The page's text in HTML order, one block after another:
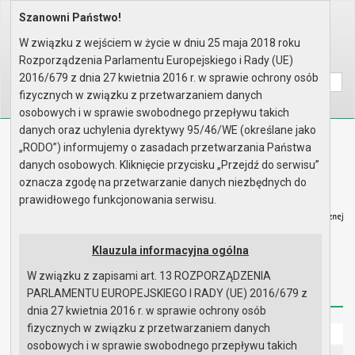
Home Prawo lokalne
Wyszukaj na stronie:
A AA
Biuletyn Informacji Publicznej
Urząd Miasta i Gminy w Gryfinie
Redakcja Instrukcja korzystania Dostępność
Strona główna
Szanowni Państwo!
W związku z wejściem w życie w dniu 25 maja 2018 roku
Rozporządzenia Parlamentu Europejskiego i Rady (UE)
2016/679 z dnia 27 kwietnia 2016 r. w sprawie ochrony osób
fizycznych w związku z przetwarzaniem danych
osobowych i w sprawie swobodnego przepływu takich
danych oraz uchylenia dyrektywy 95/46/WE (określane jako
„RODO”) informujemy o zasadach przetwarzania Państwa
danych osobowych. Kliknięcie przycisku „Przejdź do serwisu”
oznacza zgodę na przetwarzanie danych niezbędnych do
prawidłowego funkcjonowania serwisu.
Klauzula informacyjna ogólna
W związku z zapisami art. 13 ROZPORZĄDZENIA
PARLAMENTU EUROPEJSKIEGO I RADY (UE) 2016/679 z
dnia 27 kwietnia 2016 r. w sprawie ochrony osób
fizycznych w związku z przetwarzaniem danych
osobowych i w sprawie swobodnego przepływu takich